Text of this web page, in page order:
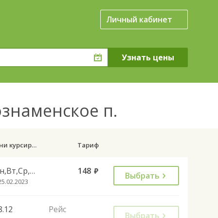
Личный кабинет
п.
Дни курсирования Тариф
Пн,Вт,Ср,Чт,Пт 148 руб. Выбрать
Рейс
Выбрать